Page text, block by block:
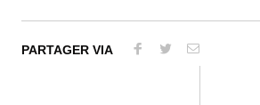
PARTAGER VIA